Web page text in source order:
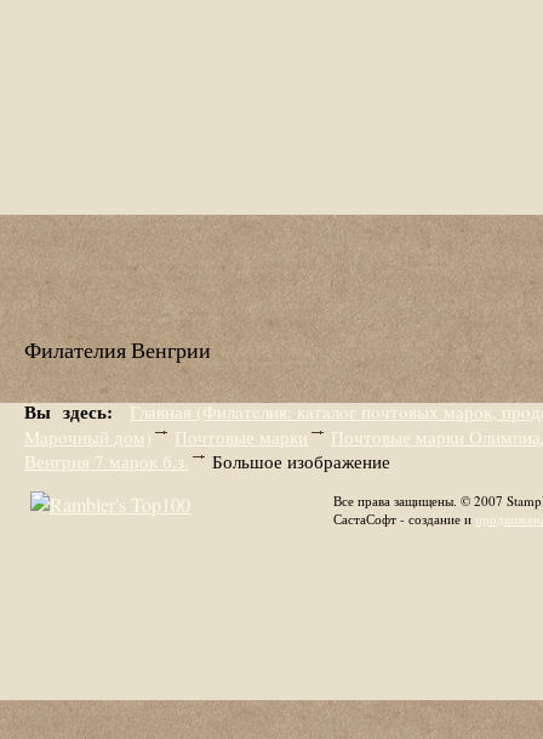
Филателия Венгрии
Вы здесь:
Главная (Филaтeлия: кaтaлoг пoчтoвых мaрoк,
Maрoчный дoм)
Почтовые марки
Почтовые марки
Венгрия 7 марок б.з.
Большое изображение
Все права защищены. © 2007
СастаСофт - создание и